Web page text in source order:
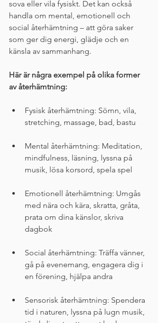
sova eller vila fysiskt. Det kan också
handla om mental, emotionell och
social återhämtning – att göra saker
som ger dig energi, glädje och en
känsla av sammanhang.
Här är några exempel på olika former
av återhämtning:
Fysisk återhämtning: Sömn, vila,
stretching, massage, bad, bastu
Mental återhämtning: Meditation,
mindfulness, läsning, lyssna på
musik, lösa korsord, spela spel
Emotionell återhämtning: Umgås
med nära och kära, skratta, gråta,
prata om dina känslor, skriva
dagbok
Social återhämtning: Träffa vänner,
gå på evenemang, engagera dig i
en förening, hjälpa andra
Sensorisk återhämtning: Spendera
tid i naturen, lyssna på lugn musik,